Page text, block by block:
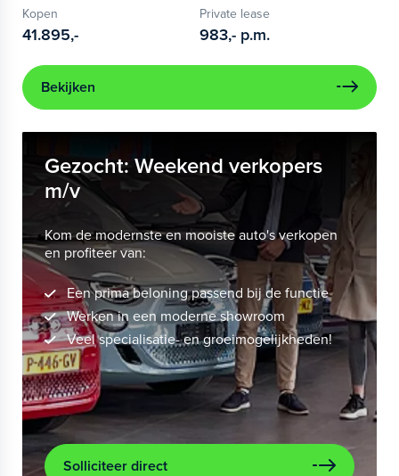
Kopen
41.895,-
Private lease
983,- p.m.
Bekijken
Gezocht: Weekend verkopers
m/v
Kom de modernste en mooiste auto's verkopen
en profiteer van:
Een prima beloning passend bij de functie
Werken in een moderne showroom
Veel specialisatie- en groeimogelijkheden!
Solliciteer direct